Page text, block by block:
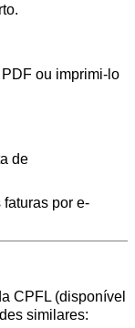
ou imprimi-lo
de
por e-
CPFL (disponível
similares: